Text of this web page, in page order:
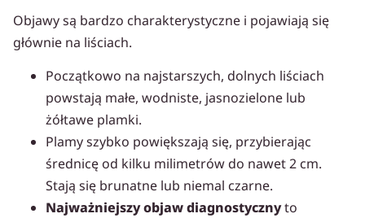
Objawy są bardzo charakterystyczne i pojawiają się
głównie na liściach.
Początkowo na najstarszych, dolnych liściach
powstają małe, wodniste, jasnozielone lub
żółtawe plamki.
Plamy szybko powiększają się, przybierając
średnicę od kilku milimetrów do nawet 2 cm.
Stają się brunatne lub niemal czarne.
Najważniejszy objaw diagnostycznyto